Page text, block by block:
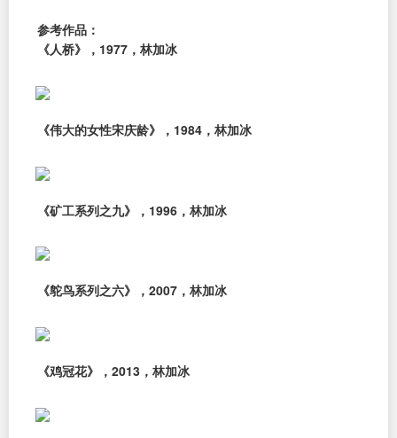
参考作品：
《人桥》，1977，林加冰
《伟大的女性宋庆龄》，1984，林加冰
《矿工系列之九》，1996，林加冰
《鸵鸟系列之六》，2007，林加冰
《鸡冠花》，2013，林加冰